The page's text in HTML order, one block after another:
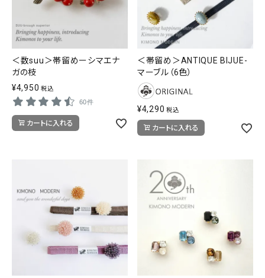
＜数suu＞帯留めーシマエナ
ガの枝
¥4,950 税込
60件
カートに入れる
＜帯留め＞ANTIQUE BIJUE-
マーブル（6色）
¥4,290 税込
カートに入れる